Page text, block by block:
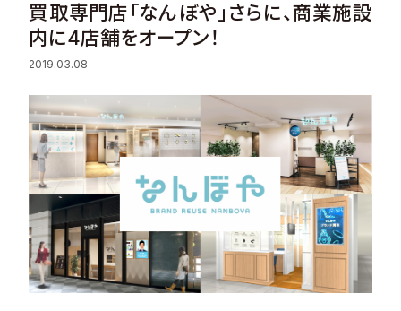
Sustainability
Recruit
Contact
© Valuence Holdings Inc.
買取専門店「なんぼや」さらに、商業施設
内に4店舗をオープン！
2019.03.08